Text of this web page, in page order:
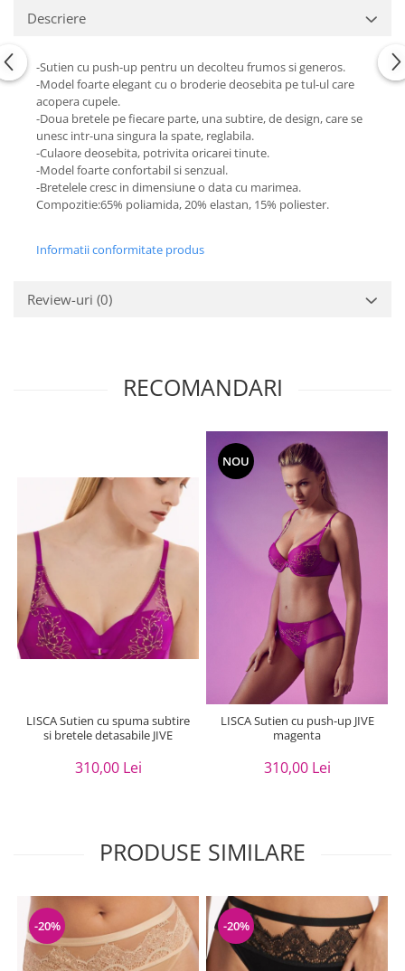
Descriere
-Sutien cu push-up pentru un decolteu frumos si generos.
-Model foarte elegant cu o broderie deosebita pe tul-ul care
acopera cupele.
-Doua bretele pe fiecare parte, una subtire, de design, care se
unesc intr-una singura la spate, reglabila.
-Culaore deosebita, potrivita oricarei tinute.
-Model foarte confortabil si senzual.
-Bretelele cresc in dimensiune o data cu marimea.
Compozitie:65% poliamida, 20% elastan, 15% poliester.
Informatii conformitate produs
Review-uri (0)
RECOMANDARI
LISCA Sutien cu spuma subtire
si bretele detasabile JIVE
310,00 Lei
NOU
LISCA Sutien cu push-up JIVE
magenta
310,00 Lei
PRODUSE SIMILARE
-20% -20%